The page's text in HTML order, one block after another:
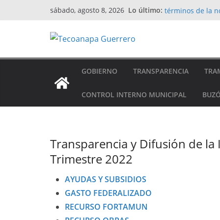
sábado, agosto 8, 2026 Lo último:
términos de la
LA
GOBIERNO TRANSPARENCIA
CONTROL INTERNO MUNICIPAL
Transparencia y Difusión de
Trimestre 2022
AYUDAS Y SUBSIDIOS
GASTO FEDERALIZADO
RECURSO FORTAMUN